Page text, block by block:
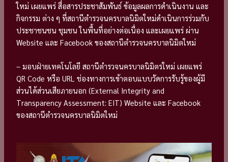
ใหม่ เผยแพร่ สื่อสารประชาสัมพันธ์ ข้อมูลผลการดำเนินงาน และ
กิจกรรม ต่าง ๆ ที่สถานีตำรวจนครบาลนิมิตใหม่ดำเนินการร่วมกับ
ประชาชนชน ชุมชน ในพื้นที่อย่างต่อเนื่อง และเผยแพร่ ผ่าน
Website และ Facebook ของสถานีตำรวจนครบาลนิมิตใหม่
– มอบฝ่ายเทคโนโลยี สถานีตำรวจนครบาลนิมิตรใหม่ เผยแพร่
QR Code หรือ URL ช่องทางการเข้าตอบแบบวัดการรับรู้ของผู้มี
ส่วนได้ส่วนเสียภายนอก (External Integrity and
Transparency Assessment: EIT) Website และ Facebook
ของสถานีตำรวจนครบาลนิมิตใหม่